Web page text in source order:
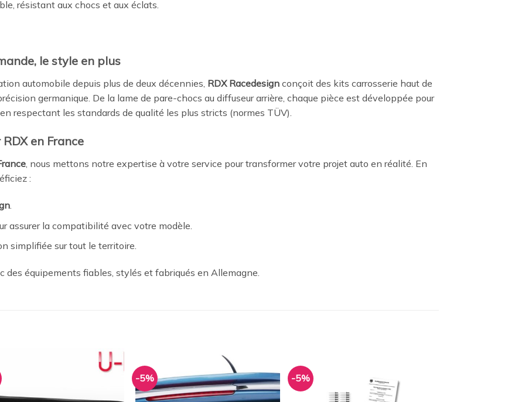
résistant aux chocs et aux éclats.
le style en plus
automobile depuis plus de deux décennies, RDX Racedesign conçoit des kits carrosserie haut de
germanique. De la lame de pare-chocs au diffuseur arrière, chaque pièce est développée pour
respectant les standards de qualité les plus stricts (normes TÜV).
en France
, nous mettons notre expertise à votre service pour transformer votre projet auto en réalité. En
:
.
assurer la compatibilité avec votre modèle.
simplifiée sur tout le territoire.
des équipements fiables, stylés et fabriqués en Allemagne.
-5%
Ajouter
à la
wishlist
-5%